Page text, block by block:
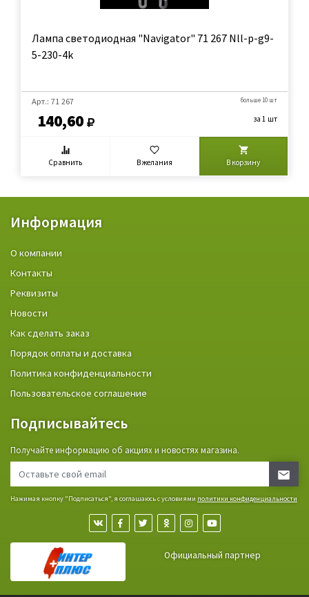
Лампа светодиодная "Navigator" 71 267 Nll-p-g9-
5-230-4k
Арт.: 71 267
140,60
больше 10 шт
за 1 шт
Сравнить В желания В корзину
Информация
О компании
Контакты
Реквизиты
Новости
Как сделать заказ
Порядок оплаты и доставка
Политика конфиденциальности
Пользовательское соглашение
Подписывайтесь
Получайте информацию об акциях и новостях магазина.
Нажимая кнопку "Подписаться", я соглашаюсь с условиями политики конфиденциальности
Официальный партнер